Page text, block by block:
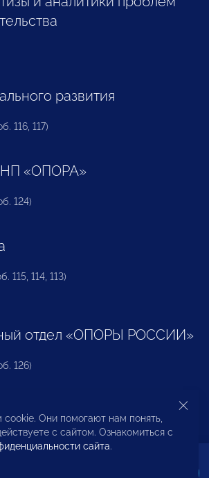
развития
116, 117)
«ОПОРА»
124)
115, 114, 113)
отдел «ОПОРЫ РОССИИ»
126)
прав предпринимателей и
Они помогают нам понять,
с сайтом. Ознакомиться с
сайта.